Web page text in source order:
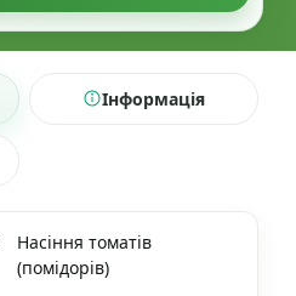
Інформація
Насіння томатів
(помідорів)